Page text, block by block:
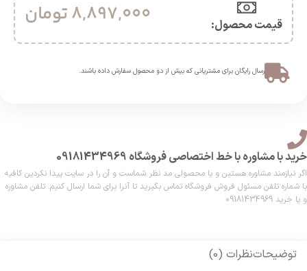
قیمت محصول:​ 8,897,000تومان
ارسال رایگان برای مشتریانی که بیش از دو محصول سفارش داده باشند.​
خرید با مشاوره با خط اختصاصی فروشگاه 09181434969
اگر نیازمند مشاوره هستین و یا محصولی مد نظر شماست و آن را در سایت پیدا نکردین کافیه
با شماره تلفن مسئول فروش فروشگاه تماس بگیرید تا آنرا برای شما ارسال کنیم. تلفن مشاوره
و یا خرید 09181434969
توضیحاتنظرات (0)